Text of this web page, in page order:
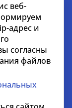
носит
веб-
адрес и
согласны
файлов